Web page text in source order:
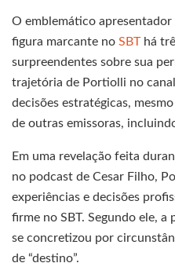
O emblemático apresentador
figura marcante no SBT há
surpreendentes sobre sua
trajetória de Portiolli no
decisões estratégicas,
de outras emissoras,
Em uma revelação feita
no podcast de Cesar Filho,
experiências e decisões
firme no SBT. Segundo ele,
se concretizou por
de “destino”.